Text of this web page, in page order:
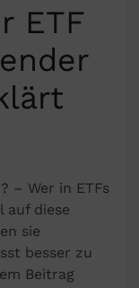
ETF
– Wer in ETFs
auf diese
sie
besser zu
Beitrag